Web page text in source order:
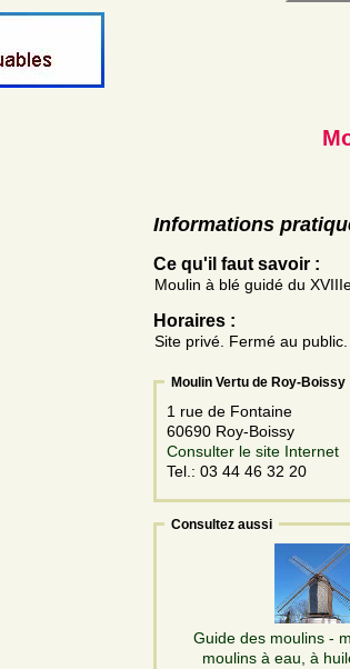
Informations
Ce qu'il faut savoir :
Moulin à blé guidé du
Horaires :
Site privé. Fermé au public.
Moulin Vertu de Roy-Boissy
1 rue de Fontaine
60690 Roy-Boissy
Consulter le site Internet
Tel.: 03 44 46 32 20
Consultez aussi
Guide des moulins -
moulins à eau, à